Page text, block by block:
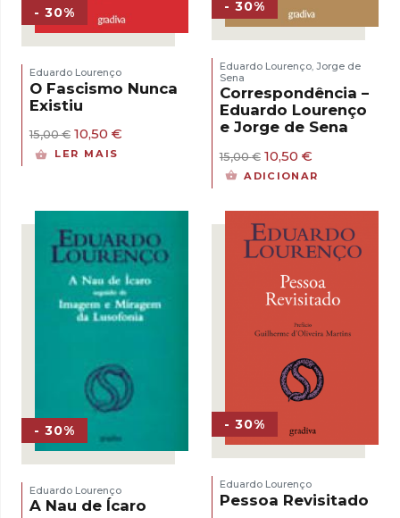
- 30%
Eduardo Lourenço
O Fascismo Nunca
Existiu
15,00€ O
preço
10,50 €
LER MAIS
- 30%
Eduardo Lourenço, Jorge de
Sena
Correspondência –
Eduardo Lourenço
e Jorge de Sena
15,00€ O
preço
original
15,00 €.
10,50 €O
preço
atual
10,50 €.
ADICIONAR
- 30%
Eduardo Lourenço
A Nau de Ícaro
- 30%
Eduardo Lourenço
Pessoa Revisitado